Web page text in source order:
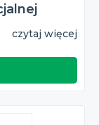
czytaj więcej